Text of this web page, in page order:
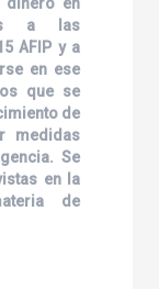
a las
AFIP y a
en ese
que se
de
medidas
Se
en la
de